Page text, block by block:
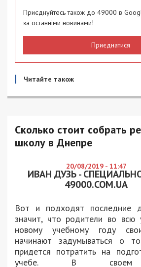
Приєднуйтесь також до 49000 в
за останніми новинами!
Приєднатися
Читайте також
Сколько стоит собрать
школу в Днепре
20/08/2019 - 11:47
ИВАН ДУЗЬ -
49000.COM.UA
Вот и подходят последние
значит, что родители во всю
новому учебному году
начинают задумываться о
придется потратить на
учебе. В своем